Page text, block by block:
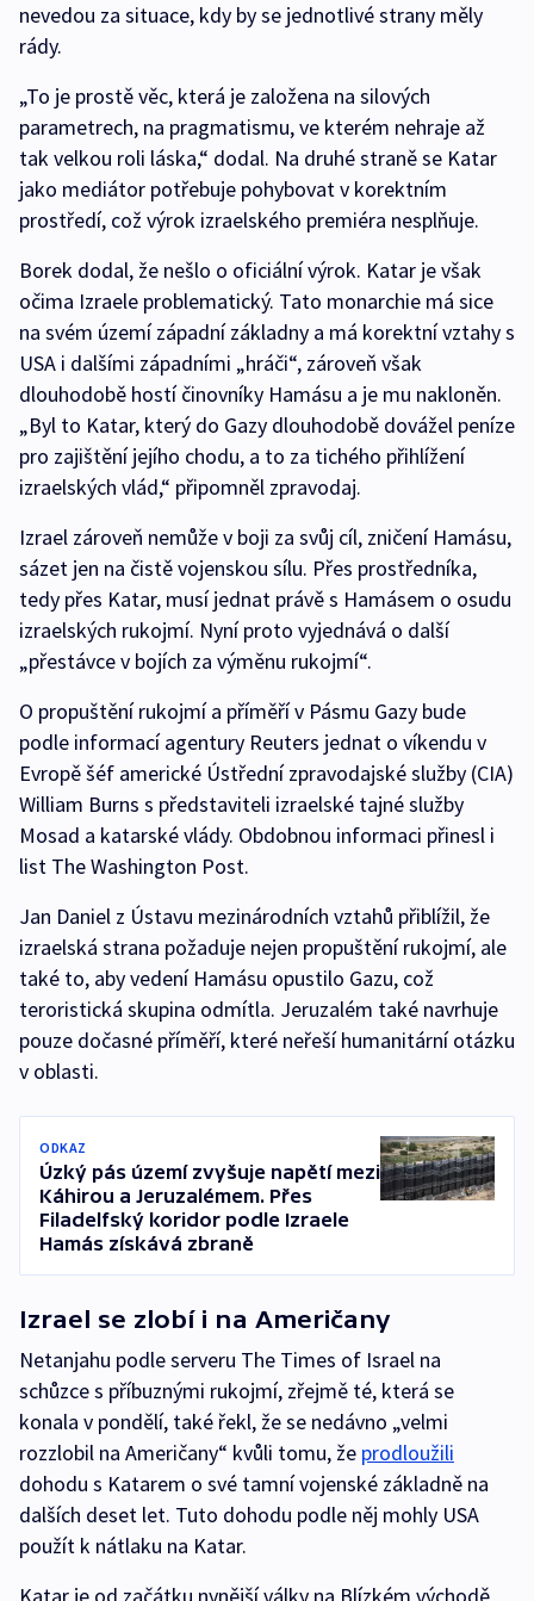
nevedou za situace, kdy by se jednotlivé strany měly
rády.
„To je prostě věc, která je založena na silových
parametrech, na pragmatismu, ve kterém nehraje až
tak velkou roli láska,“ dodal. Na druhé straně se Katar
jako mediátor potřebuje pohybovat v korektním
prostředí, což výrok izraelského premiéra nesplňuje.
Borek dodal, že nešlo o oficiální výrok. Katar je však
očima Izraele problematický. Tato monarchie má sice
na svém území západní základny a má korektní vztahy s
USA i dalšími západními „hráči“, zároveň však
dlouhodobě hostí činovníky Hamásu a je mu nakloněn.
„Byl to Katar, který do Gazy dlouhodobě dovážel peníze
pro zajištění jejího chodu, a to za tichého přihlížení
izraelských vlád,“ připomněl zpravodaj.
Izrael zároveň nemůže v boji za svůj cíl, zničení Hamásu,
sázet jen na čistě vojenskou sílu. Přes prostředníka,
tedy přes Katar, musí jednat právě s Hamásem o osudu
izraelských rukojmí. Nyní proto vyjednává o další
„přestávce v bojích za výměnu rukojmí“.
O propuštění rukojmí a příměří v Pásmu Gazy bude
podle informací agentury Reuters jednat o víkendu v
Evropě šéf americké Ústřední zpravodajské služby (CIA)
William Burns s představiteli izraelské tajné služby
Mosad a katarské vlády. Obdobnou informaci přinesl i
list The Washington Post.
Jan Daniel z Ústavu mezinárodních vztahů přiblížil, že
izraelská strana požaduje nejen propuštění rukojmí, ale
také to, aby vedení Hamásu opustilo Gazu, což
teroristická skupina odmítla. Jeruzalém také navrhuje
pouze dočasné příměří, které neřeší humanitární otázku
v oblasti.
ODKAZ
Úzký pás území zvyšuje napětí mezi
Káhirou a Jeruzalémem. Přes
Filadelfský koridor podle Izraele
Hamás získává zbraně
Izrael se zlobí i na Američany
Netanjahu podle serveru The Times of Israel na
schůzce s příbuznými rukojmí, zřejmě té, která se
konala v pondělí, také řekl, že se nedávno „velmi
rozzlobil na Američany“ kvůli tomu, že prodloužili
dohodu s Katarem o své tamní vojenské základně na
dalších deset let. Tuto dohodu podle něj mohly USA
použít k nátlaku na Katar.